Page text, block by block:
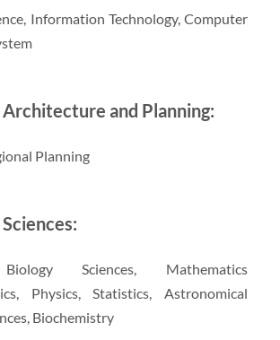
Information Technology, Computer
Architecture and Planning:
Planning
Sciences, Mathematics
Physics, Statistics, Astronomical
Biochemistry